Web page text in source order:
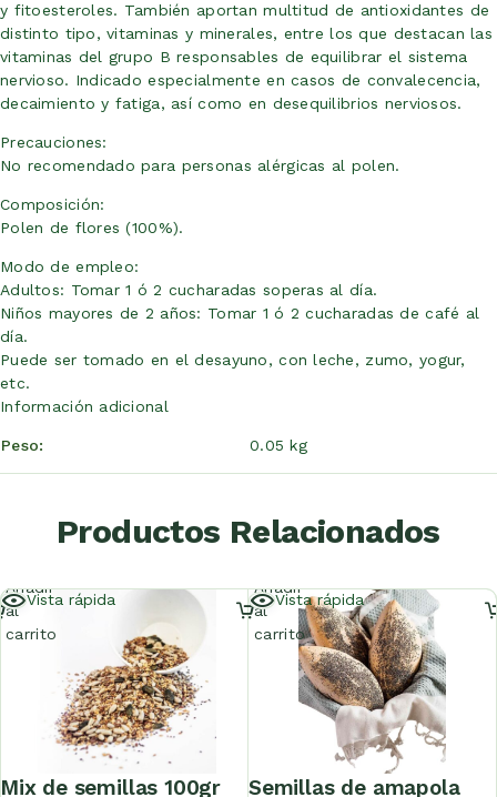
y fitoesteroles. También aportan multitud de antioxidantes de
distinto tipo, vitaminas y minerales, entre los que destacan las
vitaminas del grupo B responsables de equilibrar el sistema
nervioso. Indicado especialmente en casos de convalecencia,
decaimiento y fatiga, así como en desequilibrios nerviosos.
Precauciones:
No recomendado para personas alérgicas al polen.
Composición:
Polen de flores (100%).
Modo de empleo:
Adultos: Tomar 1 ó 2 cucharadas soperas al día.
Niños mayores de 2 años: Tomar 1 ó 2 cucharadas de café al
día.
Puede ser tomado en el desayuno, con leche, zumo, yogur,
etc.
Información adicional
Peso 0.05 kg
Productos Relacionados
Vista rápida
mix de semillas 100gr
Añadir
al
carrito
Vista rápida
semillas de amapola
Añadir
al
carrito